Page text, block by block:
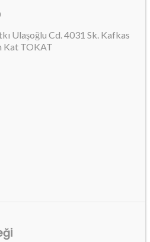
Ulaşoğlu Cd. 4031 Sk. Kafkas
Kat TOKAT